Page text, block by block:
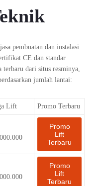
pembuatan dan instalasi
CE dan standar
terbaru dari situs resminya,
jumlah lantai:
Lift Promo Terbaru
Promo
Lift
Terbaru
Promo
Lift
Terbaru